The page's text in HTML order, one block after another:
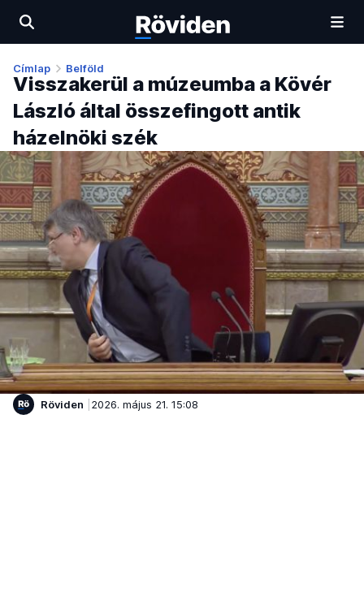
Címlap Belföld
Visszakerül a múzeumba a Kövér
László által összefingott antik
házelnöki szék
Röviden 2026. május 21. 15:08